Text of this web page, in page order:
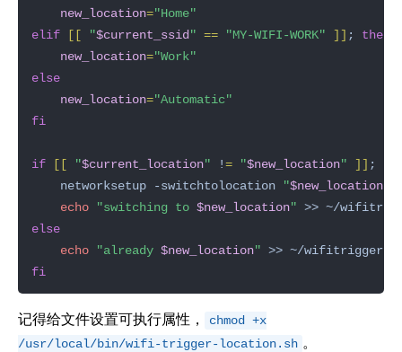
new_location="Home"
elif
[[ "$current_ssid " == "MY-WIFI-WORK" ]] ; then
new_location="Work"
else
new_location="Automatic"
fi
if [[ "$current_location" != "$new_location" ]] ;
    networksetup -switchtolocation
"$new_location
echo
"switching to $new_location"
else
echo
"already $new_location"
fi
记得给文件设置可执行属性，
chmod +x
/usr/local/bin/wifi-trigger-location.sh 。